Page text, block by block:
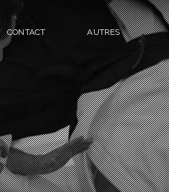
CONTACT AUTRES